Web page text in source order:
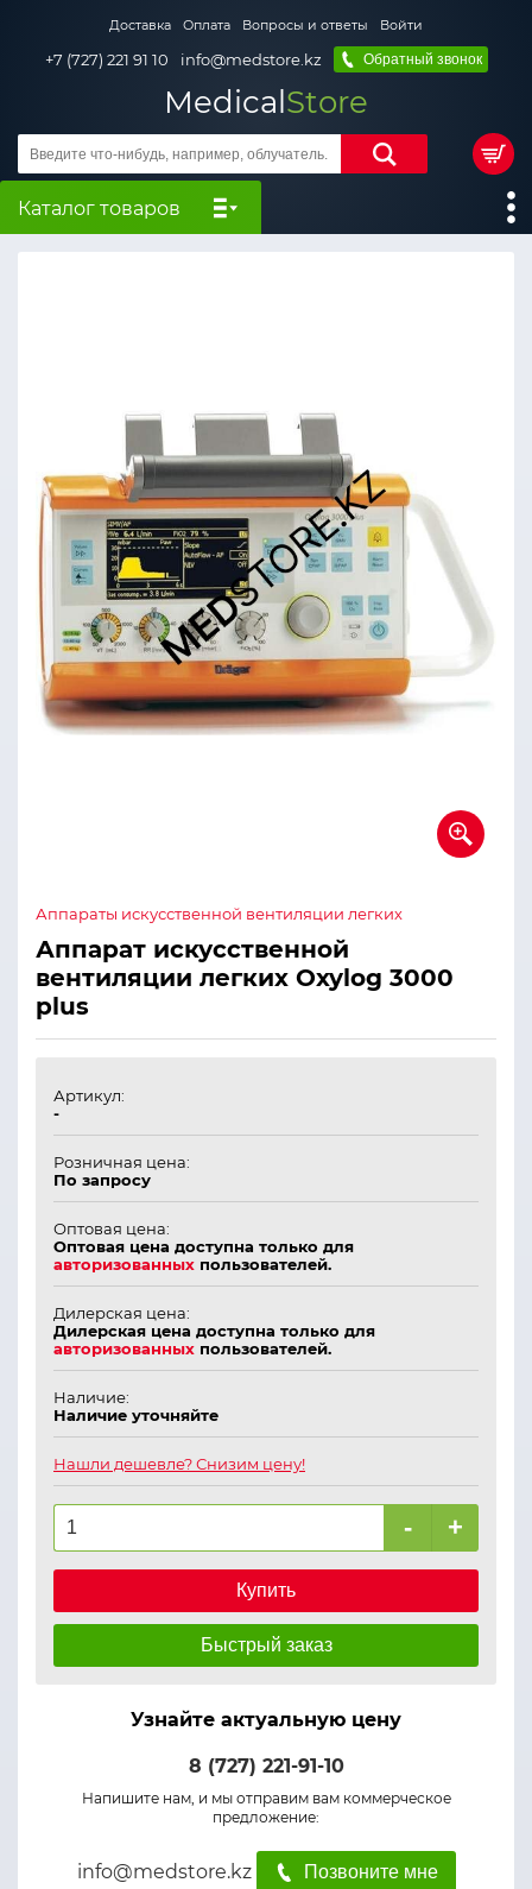
Доставка Оплата Вопросы и ответы Войти
+7 (727) 221 91 10 info@medstore.kz Обратный звонок
MedicalStore
Каталог товаров
Аппараты искусственной вентиляции легких
Аппарат искусственной
вентиляции легких Oxylog 3000
plus
Артикул:
-
Розничная цена:
По запросу
Оптовая цена:
Оптовая цена доступна только для
авторизованных пользователей.
Дилерская цена:
Дилерская цена доступна только для
авторизованных пользователей.
Наличие:
Наличие уточняйте
Нашли дешевле? Снизим цену!
- +
Купить
Быстрый заказ
Узнайте актуальную цену
8 (727) 221-91-10
Напишите нам, и мы отправим вам коммерческое
предложение:
info@medstore.kz Позвоните мне